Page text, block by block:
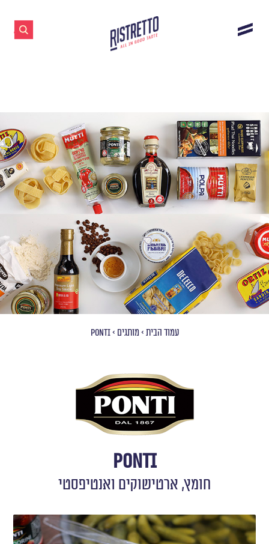
עמוד הבית >מותגים >
Ponti
Ponti
חומץ, ארטישוקים ואנטיפסטי